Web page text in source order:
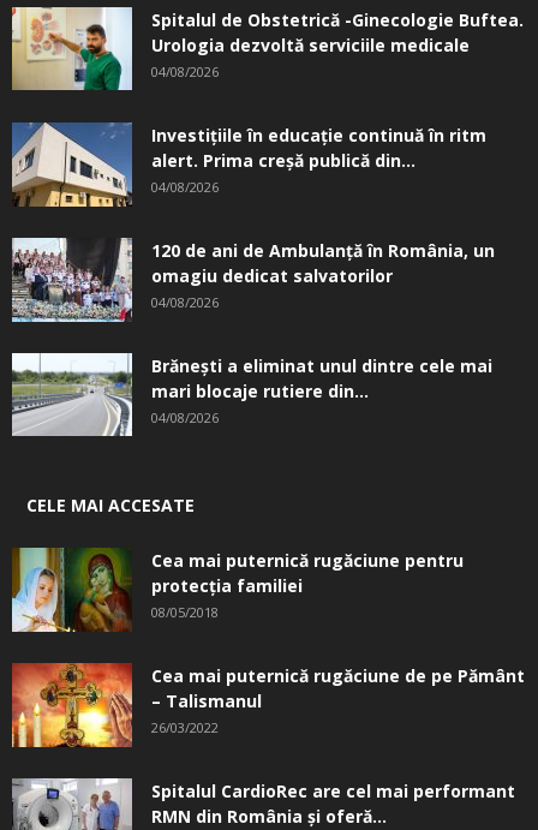
Spitalul de Obstetrică -Ginecologie Buftea.
Urologia dezvoltă serviciile medicale
04/08/2026
Investițiile în educație continuă în ritm
alert. Prima creşă publică din...
04/08/2026
120 de ani de Ambulanță în România, un
omagiu dedicat salvatorilor
04/08/2026
Brănești a eliminat unul dintre cele mai
mari blocaje rutiere din...
04/08/2026
CELE MAI ACCESATE
Cea mai puternică rugăciune pentru
protecția familiei
08/05/2018
Cea mai puternică rugăciune de pe Pământ
– Talismanul
26/03/2022
Spitalul CardioRec are cel mai performant
RMN din România și oferă...